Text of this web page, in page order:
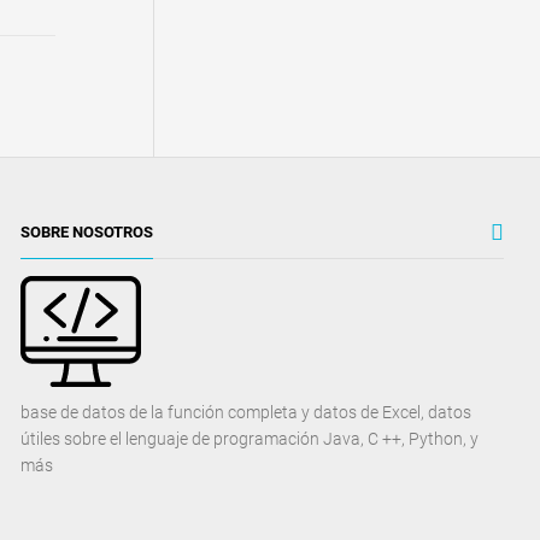
SOBRE NOSOTROS
base de datos de la función completa y datos de Excel, datos
útiles sobre el lenguaje de programación Java, C ++, Python, y
más